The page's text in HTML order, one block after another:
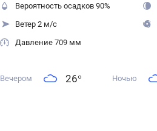
Вероятность осадков 90%
Ветер 2 м/с
Давление 709 мм
Вечером 26° Ночью